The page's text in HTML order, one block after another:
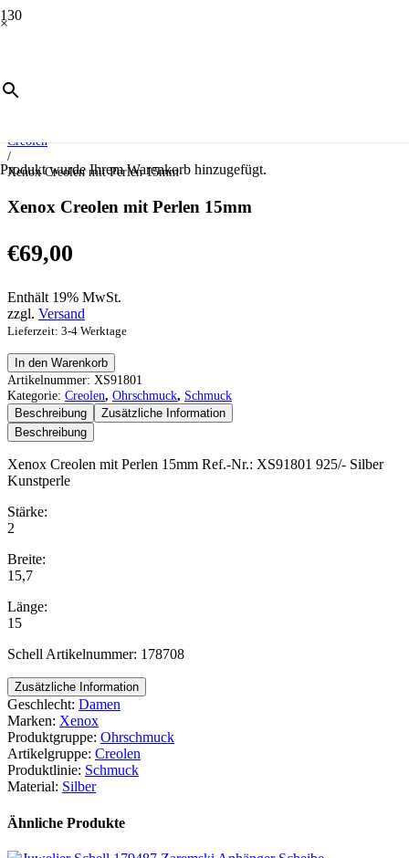
×
Produktwurde Ihrem Warenkorb hinzugefügt.
/
Creolen
/
Xenox Creolen mit Perlen 15mm
Xenox Creolen mit Perlen 15mm
€69,00
Enthält 19% MwSt.
zzgl. Versand
Lieferzeit: 3-4 Werktage
Xenox
Creolen
mit
Perlen
15mm
Menge
In den Warenkorb
Artikelnummer: XS91801
Kategorie: Creolen, Ohrschmuck, Schmuck
Beschreibung
Zusätzliche Information
Beschreibung
Xenox Creolen mit Perlen 15mm Ref.-Nr.: XS91801 925/- Silber
Kunstperle
Stärke:
2
Breite:
15,7
Länge:
15
Schell Artikelnummer: 178708
Zusätzliche Information
Geschlecht: Damen
Marken: Xenox
Produktgruppe: Ohrschmuck
Artikelgruppe: Creolen
Produktlinie: Schmuck
Material: Silber
Ähnliche Produkte